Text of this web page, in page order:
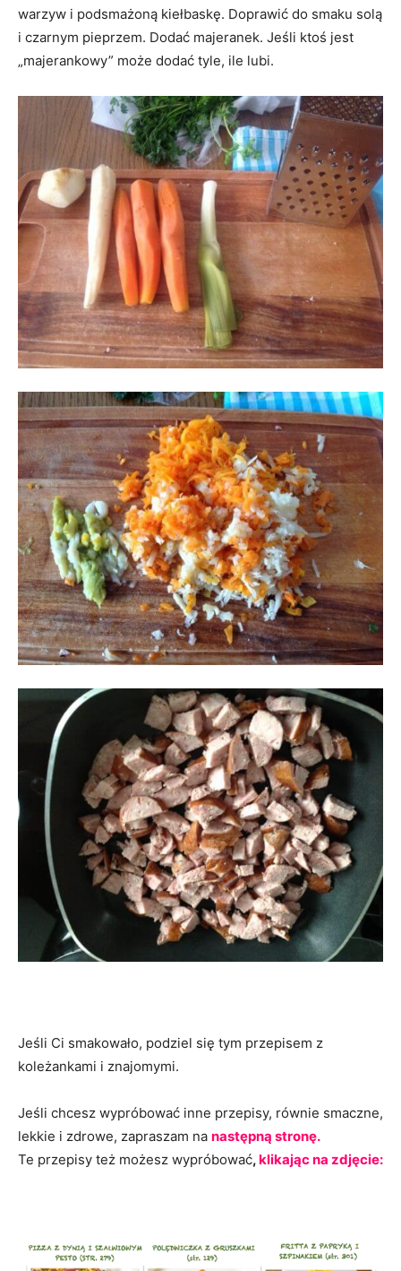
warzyw i podsmażoną kiełbaskę. Doprawić do smaku solą
i czarnym pieprzem. Dodać majeranek. Jeśli ktoś jest
„majerankowy” może dodać tyle, ile lubi.
Jeśli Ci smakowało, podziel się tym przepisem z
koleżankami i znajomymi.
Jeśli chcesz wypróbować inne przepisy, równie smaczne,
lekkie i zdrowe, zapraszam na następną stronę.
Te przepisy też możesz wypróbować,klikając na zdjęcie: